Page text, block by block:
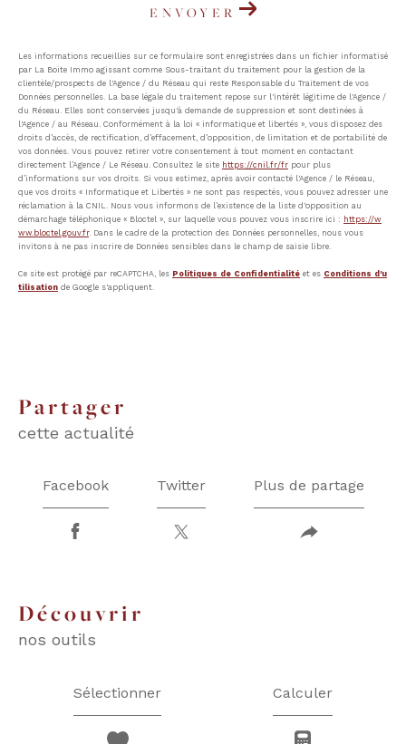
ENVOYER
Les informations recueillies sur ce formulaire sont enregistrées dans un fichier informatisé
par La Boite Immo agissant comme Sous-traitant du traitement pour la gestion de la
clientèle/prospects de l'Agence / du Réseau qui reste Responsable du Traitement de vos
Données personnelles. La base légale du traitement repose sur l'intérêt légitime de l'Agence /
du Réseau. Elles sont conservées jusqu'à demande de suppression et sont destinées à
l'Agence / au Réseau. Conformément à la loi « informatique et libertés », vous disposez des
droits d’accès, de rectification, d’effacement, d’opposition, de limitation et de portabilité de
vos données. Vous pouvez retirer votre consentement à tout moment en contactant
directement l’Agence / Le Réseau. Consultez le site https://cnil.fr/fr pour plus
d’informations sur vos droits. Si vous estimez, après avoir contacté l'Agence / le Réseau,
que vos droits « Informatique et Libertés » ne sont pas respectés, vous pouvez adresser une
réclamation à la CNIL. Nous vous informons de l’existence de la liste d'opposition au
démarchage téléphonique « Bloctel », sur laquelle vous pouvez vous inscrire ici : https://w
ww.bloctel.gouv.fr. Dans le cadre de la protection des Données personnelles, nous vous
invitons à ne pas inscrire de Données sensibles dans le champ de saisie libre.
Ce site est protégé par reCAPTCHA, les Politiques de Confidentialité et es Conditions d'u
tilisation de Google s'appliquent.
partager
cette actualité
Facebook Twitter Plus de partage
découvrir
nos outils
Sélectionner Calculer